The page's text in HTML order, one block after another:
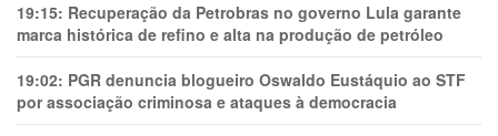
19:15: Recuperação da Petrobras no governo Lula garante
marca histórica de refino e alta na produção de petróleo
19:02: PGR denuncia blogueiro Oswaldo Eustáquio ao STF
por associação criminosa e ataques à democracia